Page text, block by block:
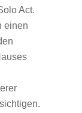
Act.
einen